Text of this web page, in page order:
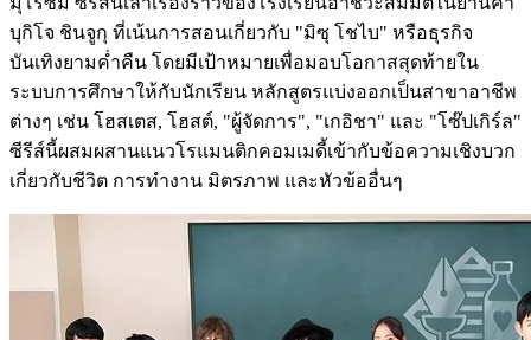
บุกิโจ ชินจูกุ ที่เน้นการสอนเกี่ยวกับ "มิซุ โชไบ" หรือธุรกิจ
บันเทิงยามค่ำคืน โดยมีเป้าหมายเพื่อมอบโอกาสสุดท้ายใน
ระบบการศึกษาให้กับนักเรียน หลักสูตรแบ่งออกเป็นสาขาอาชีพ
ต่างๆ เช่น โฮสเตส, โฮสต์, "ผู้จัดการ", "เกอิชา" และ "โซ๊ปเกิร์ล"
ซีรีส์นี้ผสมผสานแนวโรแมนติกคอมเมดี้เข้ากับข้อความเชิงบวก
เกี่ยวกับชีวิต การทำงาน มิตรภาพ และหัวข้ออื่นๆ